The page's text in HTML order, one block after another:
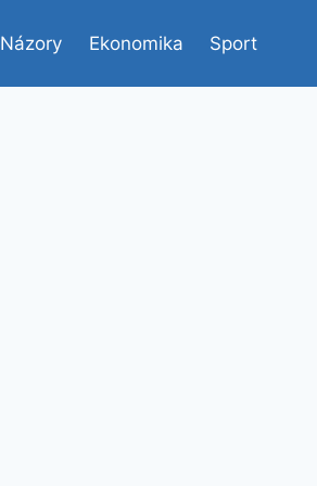
Názory Ekonomika Sport